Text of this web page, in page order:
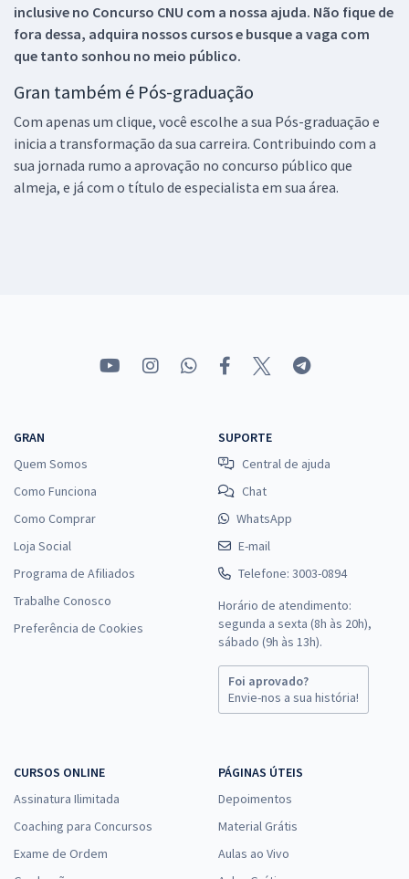
inclusive no Concurso CNU com a nossa ajuda. Não fique de
fora dessa, adquira nossos cursos e busque a vaga com
que tanto sonhou no meio público.
Gran também é Pós-graduação
Com apenas um clique, você escolhe a sua Pós-graduação e
inicia a transformação da sua carreira. Contribuindo com a
sua jornada rumo a aprovação no concurso público que
almeja, e já com o título de especialista em sua área.
GRAN
Quem Somos
Como Funciona
Como Comprar
Loja Social
Programa de Afiliados
Trabalhe Conosco
Preferência de Cookies
SUPORTE
Central de ajuda
Chat
WhatsApp
E-mail
Telefone: 3003-0894
Horário de atendimento:
segunda a sexta (8h às 20h),
sábado (9h às 13h).
Foi aprovado?
Envie-nos a sua história!
CURSOS ONLINE
Assinatura Ilimitada
Coaching para Concursos
Exame de Ordem
PÁGINAS ÚTEIS
Depoimentos
Material Grátis
Aulas ao Vivo